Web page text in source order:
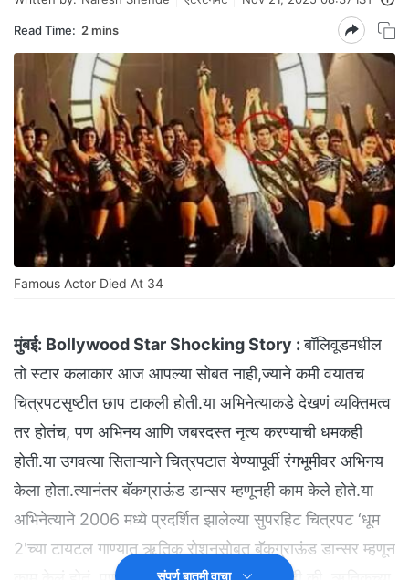
Read Time: 2 mins
Famous Actor Died At 34
मुंबई: Bollywood Star Shocking Story :बॉलिवूडमधील
तो स्टार कलाकार आज आपल्या सोबत नाही,ज्याने कमी वयातच
चित्रपटसृष्टीत छाप टाकली होती.या अभिनेत्याकडे देखणं व्यक्तिमत्व
तर होतंच, पण अभिनय आणि जबरदस्त नृत्य करण्याची धमकही
होती.या उगवत्या सिताऱ्याने चित्रपटात येण्यापूर्वी रंगभूमीवर अभिनय
केला होता.त्यानंतर बॅकग्राऊंड डान्सर म्हणूनही काम केले होते.या
अभिनेत्याने 2006 मध्ये प्रदर्शित झालेल्या सुपरहिट चित्रपट ‘धूम
2'च्या टायटल गाण्यात ऋतिक रोशनसोबत बॅकग्राऊंड डान्सर म्हणून
संपूर्ण बातमी वाचा